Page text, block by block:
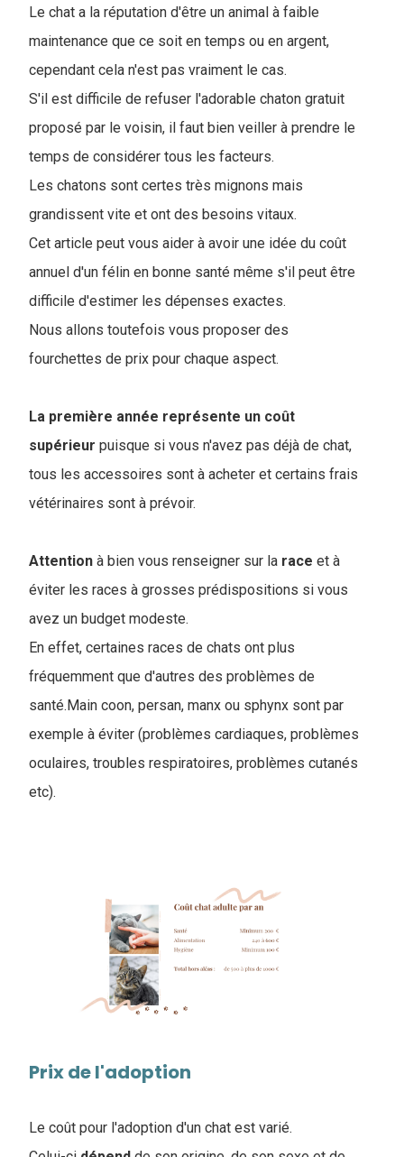
Le chat a la réputation d'être un animal à faible
maintenance que ce soit en temps ou en argent,
cependant cela n'est pas vraiment le cas.
S'il est difficile de refuser l'adorable chaton gratuit
proposé par le voisin, il faut bien veiller à prendre le
temps de considérer tous les facteurs.
Les chatons sont certes très mignons mais
grandissent vite et ont des besoins vitaux.
Cet article peut vous aider à avoir une idée du coût
annuel d'un félin en bonne santé même s'il peut être
difficile d'estimer les dépenses exactes.
Nous allons toutefois vous proposer des
fourchettes de prix pour chaque aspect.
La première année représente un coût
supérieur puisque si vous n'avez pas déjà de chat,
tous les accessoires sont à acheter et certains frais
vétérinaires sont à prévoir.
Attention à bien vous renseigner sur la race et à
éviter les races à grosses prédispositions si vous
avez un budget modeste.
En effet, certaines races de chats ont plus
fréquemment que d'autres des problèmes de
santé.Main coon, persan, manx ou sphynx sont par
exemple à éviter (problèmes cardiaques, problèmes
oculaires, troubles respiratoires, problèmes cutanés
etc).
Prix de l'adoption
Le coût pour l'adoption d'un chat est varié.